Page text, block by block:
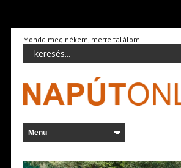
Mondd meg nékem, merre találom…